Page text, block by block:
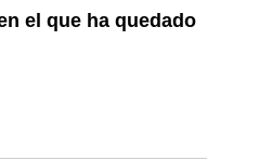
el que ha quedado